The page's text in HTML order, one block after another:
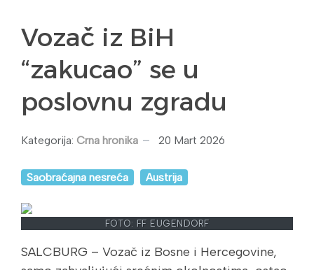
Vozač iz BiH
“zakucao” se u
poslovnu zgradu
Kategorija: Crna hronika 20 Mart 2026
Saobraćajna nesreća Austrija
FOTO: FF EUGENDORF
SALCBURG – Vozač iz Bosne i Hercegovine,